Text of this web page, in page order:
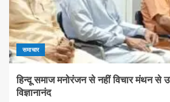
समाचार
हिन्दू समाज मनोरंजन से नहीं विचार मंथन से
विज्ञानानंद